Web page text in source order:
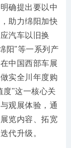
确提出要以中
助力绵阳加快
汽车以旧换
阳"等一系列产
中国西部车展
实全川年度购
度"这一核心关
观展体验，通
览内容、拓宽
代升级。